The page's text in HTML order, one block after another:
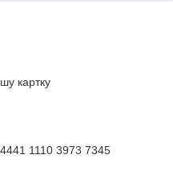
картку
1110 3973 7345